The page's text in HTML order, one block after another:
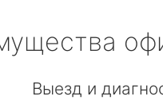
Выезд и